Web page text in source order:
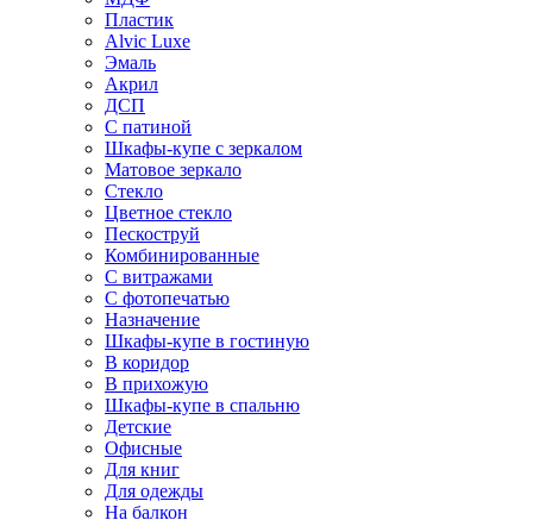
Пластик
Alvic Luxe
Эмаль
Акрил
ДСП
С патиной
Шкафы-купе с зеркалом
Матовое зеркало
Стекло
Цветное стекло
Пескоструй
Комбинированные
С витражами
С фотопечатью
Назначение
Шкафы-купе в гостиную
В коридор
В прихожую
Шкафы-купе в спальню
Детские
Офисные
Для книг
Для одежды
На балкон